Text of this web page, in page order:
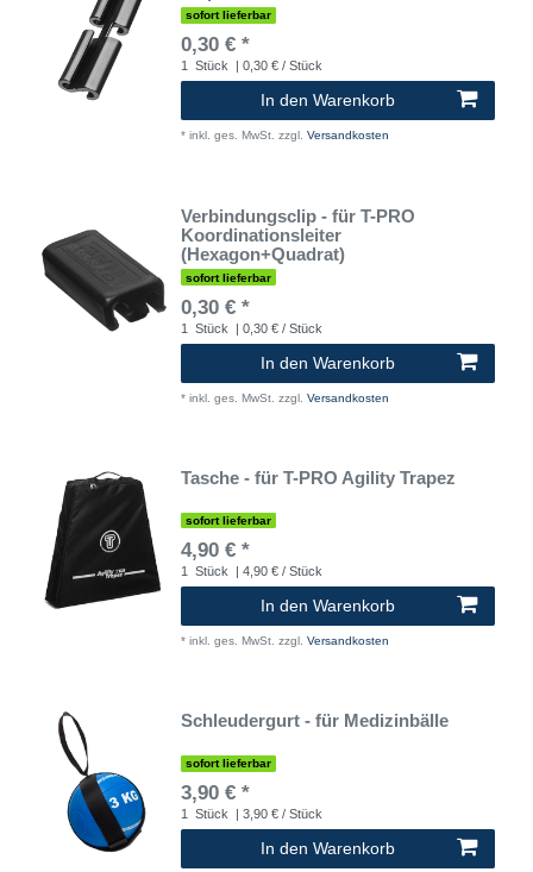
sofort lieferbar
0,30 € *
1 Stück | 0,30 € / Stück
In den Warenkorb
* inkl. ges. MwSt. zzgl. Versandkosten
Verbindungsclip - für T-PRO
Koordinationsleiter
(Hexagon+Quadrat)
sofort lieferbar
0,30 € *
1 Stück | 0,30 € / Stück
In den Warenkorb
* inkl. ges. MwSt. zzgl. Versandkosten
Tasche - für T-PRO Agility Trapez
sofort lieferbar
4,90 € *
1 Stück | 4,90 € / Stück
In den Warenkorb
* inkl. ges. MwSt. zzgl. Versandkosten
Schleudergurt - für Medizinbälle
sofort lieferbar
3,90 € *
1 Stück | 3,90 € / Stück
In den Warenkorb